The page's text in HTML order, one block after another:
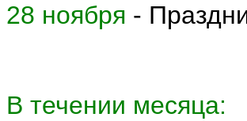
28 ноября -
В течении месяца: